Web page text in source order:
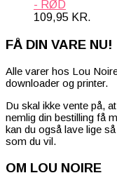
- RØD
109,95 KR.
FÅ DIN VARE NU!
Alle varer hos Lou
downloader og printer.
Du skal ikke vente på,
nemlig din bestilling få
kan du også lave lige
som du vil.
OM LOU NOIRE